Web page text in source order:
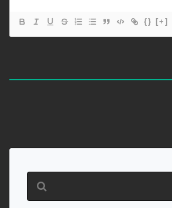
{} [+]